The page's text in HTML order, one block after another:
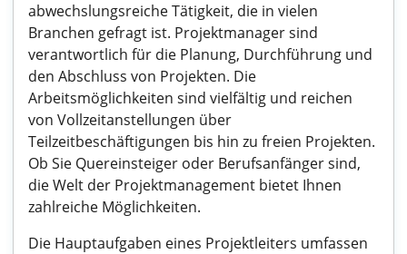
abwechslungsreiche Tätigkeit, die in vielen
Branchen gefragt ist. Projektmanager sind
verantwortlich für die Planung, Durchführung und
den Abschluss von Projekten. Die
Arbeitsmöglichkeiten sind vielfältig und reichen
von Vollzeitanstellungen über
Teilzeitbeschäftigungen bis hin zu freien Projekten.
Ob Sie Quereinsteiger oder Berufsanfänger sind,
die Welt der Projektmanagement bietet Ihnen
zahlreiche Möglichkeiten.
Die Hauptaufgaben eines Projektleiters umfassen